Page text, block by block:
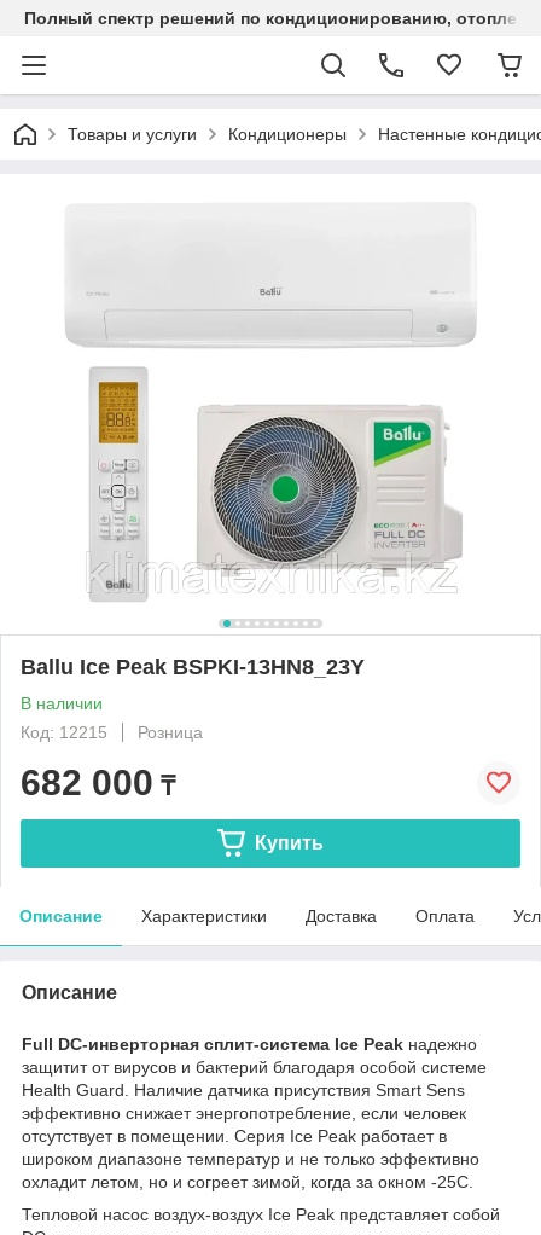
Полный спектр решений по кондиционированию,
Товары и услуги Кондиционеры Настенные
Ballu Ice Peak BSPKI-13HN8_23Y
В наличии
Код: 12215
Розница
682 000 ₸
Купить
Описание Характеристики Доставка Оплата
Описание
Full DC-инверторная сплит-система Ice Peak надежно
защитит от вирусов и бактерий благодаря особой системе
Health Guard. Наличие датчика присутствия Smart Sens
эффективно снижает энергопотребление, если человек
отсутствует в помещении. Серия Ice Peak работает в
широком диапазоне температур и не только эффективно
охладит летом, но и согреет зимой, когда за окном -25С.
Тепловой насос воздух-воздух Ice Peak представляет собой